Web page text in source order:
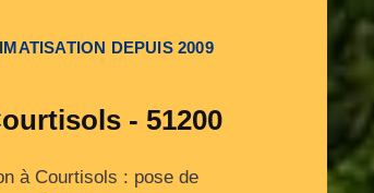
DEPUIS 2009
- 51200
à Courtisols : pose de